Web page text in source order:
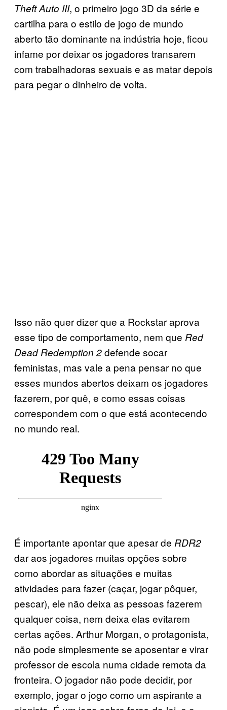
Theft Auto III, o primeiro jogo 3D da série e
cartilha para o estilo de jogo de mundo
aberto tão dominante na indústria hoje, ficou
infame por deixar os jogadores transarem
com trabalhadoras sexuais e as matar depois
para pegar o dinheiro de volta.
Isso não quer dizer que a Rockstar aprova
esse tipo de comportamento, nem que Red
Dead Redemption 2defende socar
feministas, mas vale a pena pensar no que
esses mundos abertos deixam os jogadores
fazerem, por quê, e como essas coisas
correspondem com o que está acontecendo
no mundo real.
É importante apontar que apesar de RDR2
dar aos jogadores muitas opções sobre
como abordar as situações e muitas
atividades para fazer (caçar, jogar pôquer,
pescar), ele não deixa as pessoas fazerem
qualquer coisa, nem deixa elas evitarem
certas ações. Arthur Morgan, o protagonista,
não pode simplesmente se aposentar e virar
professor de escola numa cidade remota da
fronteira. O jogador não pode decidir, por
exemplo, jogar o jogo como um aspirante a